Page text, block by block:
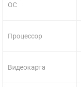
ОС
Процессор
Видеокарта